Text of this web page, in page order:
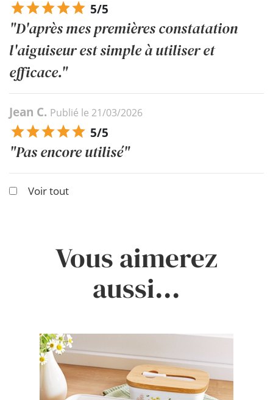
5/5
"D'après mes premières constatation
l'aiguiseur est simple à utiliser et
efficace."
Jean C. Publié le 21/03/2026
5/5
"Pas encore utilisé"
Voir tout
Vous aimerez
aussi...